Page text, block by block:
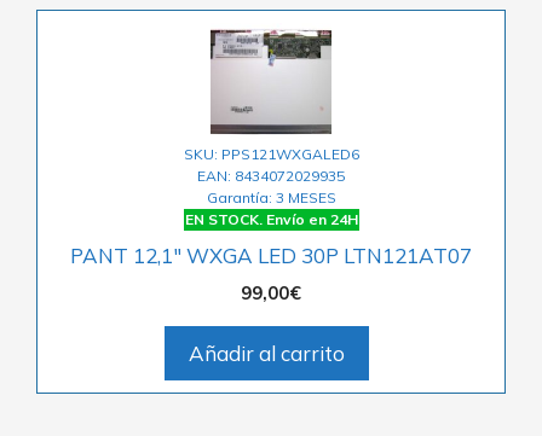
SKU: PPS121WXGALED6
EAN: 8434072029935
Garantía: 3 MESES
EN STOCK. Envío en 24H
PANT 12,1″ WXGA LED 30P LTN121AT07
99,00€
Añadir al carrito